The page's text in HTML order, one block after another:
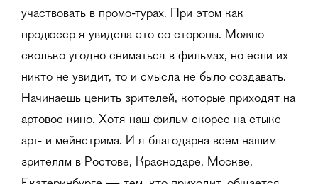
участвовать в промо-турах. При этом как
продюсер я увидела это со стороны. Можно
сколько угодно сниматься в фильмах, но если их
никто не увидит, то и смысла не было создавать.
Начинаешь ценить зрителей, которые приходят на
артовое кино. Хотя наш фильм скорее на стыке
арт- и мейнстрима. И я благодарна всем нашим
зрителям в Ростове, Краснодаре, Москве,